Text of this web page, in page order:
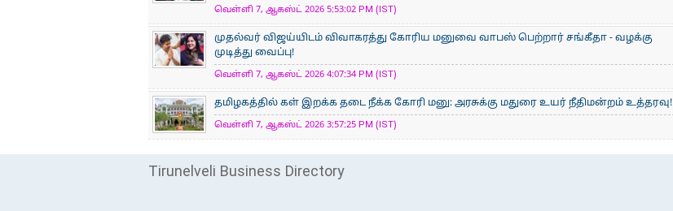
வெள்ளி 7, ஆகஸ்ட் 2026 5:53:02 PM (IST)
முதல்வர் விஜய்யிடம் விவாகரத்து கோரிய மனுவை வாபஸ் பெற்றார் சங்கீதா - வழக்கு
முடித்து வைப்பு!
வெள்ளி 7, ஆகஸ்ட் 2026 4:07:34 PM (IST)
தமிழகத்தில் கள் இறக்க தடை நீக்க கோரி மனு: அரசுக்கு மதுரை உயர் நீதிமன்றம் உத்தரவு!
வெள்ளி 7, ஆகஸ்ட் 2026 3:57:25 PM (IST)
Tirunelveli Business Directory